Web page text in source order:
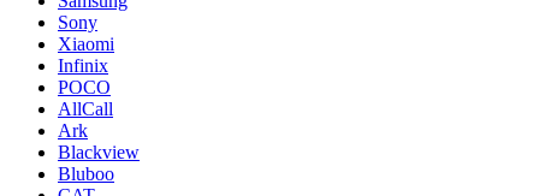
Sony
Xiaomi
Infinix
POCO
AllCall
Ark
Blackview
Bluboo